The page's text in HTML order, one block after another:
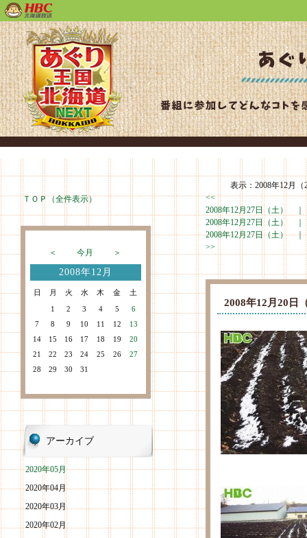
ＴＯＰ（全件表示）
＜ 今月 ＞
2008年12月
日 月 火 水 木 金
土
1
2 3 4 5
6
7
8 9 10 11 12
13
14
15 16 17 18 19
20
21
22 23 24 25 26
27
28
29 30 31
アーカイブ
2020年05月
2020年04月
2020年03月
2020年02月
表示：2008年12月（
<<
2008年12月27日（土）
2008年12月27日（土）
2008年12月27日（土）
>>
2008年12月20